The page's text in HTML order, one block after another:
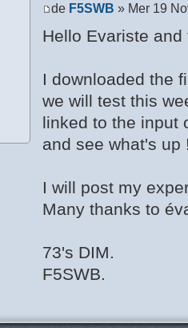
de F5SWB » Mer 19
Hello Evariste and
I downloaded the
we will test this
linked to the input
and see what's up
I will post my
Many thanks to
73's DIM.
F5SWB.